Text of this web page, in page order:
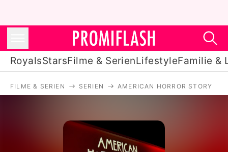
RoyalsStarsFilme & SerienLifestyleFamilie &
Filme & Serien
FILME & SERIEN SERIEN AMERICAN HORROR STORY